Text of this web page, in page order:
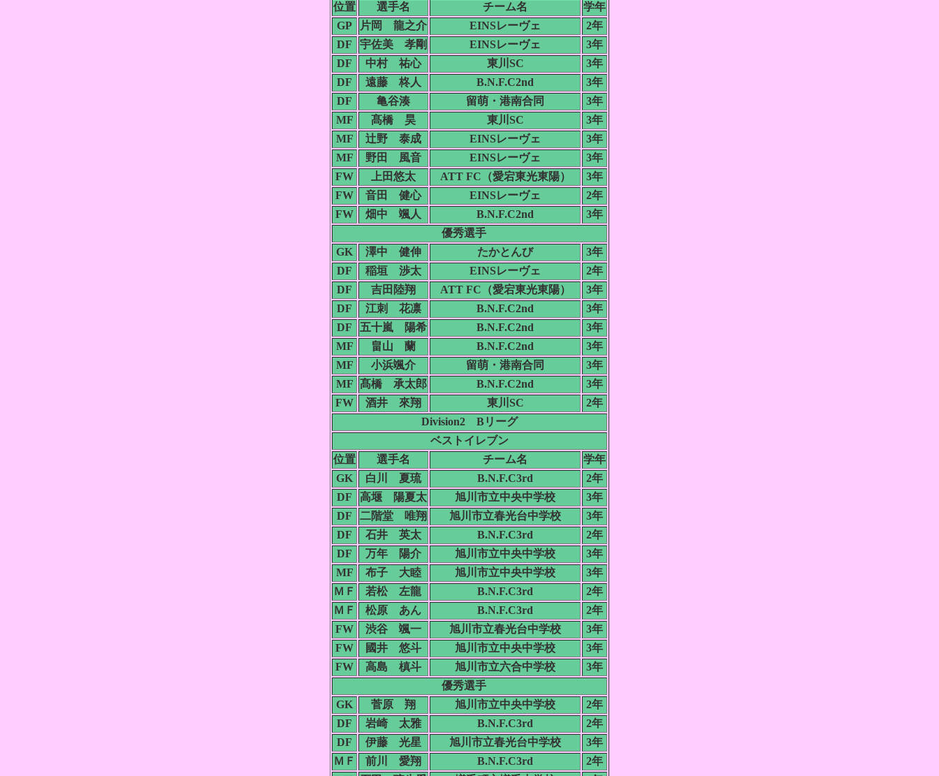
位置
選手名 チーム名
学年
GP
片岡 龍之介 EINSレーヴェ
2年
DF
宇佐美 孝剛 EINSレーヴェ
3年
DF
中村 祐心 東川SC
3年
DF
遠藤 柊人 B.N.F.C2nd
3年
DF
亀谷湊 留萌・港南合同
3年
MF
髙橋 昊 東川SC
3年
MF
辻野 泰成 EINSレーヴェ
3年
MF
野田 風音 EINSレーヴェ
3年
FW
上田悠太 ATT FC（愛宕東光東陽）
3年
FW
音田 健心 EINSレーヴェ
2年
FW
畑中 颯人 B.N.F.C2nd
3年
優秀選手
GK
澤中 健伸 たかとんび
3年
DF
稲垣 渉太 EINSレーヴェ
2年
DF
吉田陸翔 ATT FC（愛宕東光東陽）
3年
DF
江刺 花凛 B.N.F.C2nd
3年
DF
五十嵐 陽希 B.N.F.C2nd
3年
MF
畠山 蘭 B.N.F.C2nd
3年
MF
小浜颯介 留萌・港南合同
3年
MF 髙橋 承太郎 B.N.F.C2nd
3年
FW
酒井 來翔 東川SC
2年
Division2 Bリーグ
ベストイレブン
位置
選手名 チーム名
学年
GK
白川 夏琉 B.N.F.C3rd
2年
DF
高堰 陽夏太 旭川市立中央中学校
3年
DF
二階堂 唯翔 旭川市立春光台中学校
3年
DF
石井 英太 B.N.F.C3rd
2年
DF
万年 陽介 旭川市立中央中学校
3年
MF
布子 大睦 旭川市立中央中学校
3年
ＭＦ
若松 左龍 B.N.F.C3rd
2年
ＭＦ
松原 あん B.N.F.C3rd
2年
FW
渋谷 颯一 旭川市立春光台中学校
3年
FW
國井 悠斗 旭川市立中央中学校
3年
FW
高島 槙斗 旭川市立六合中学校
3年
優秀選手
GK
菅原 翔 旭川市立中央中学校
2年
DF
岩崎 太雅 B.N.F.C3rd
2年
DF
伊藤 光星 旭川市立春光台中学校
3年
ＭＦ
前川 愛翔 B.N.F.C3rd
2年